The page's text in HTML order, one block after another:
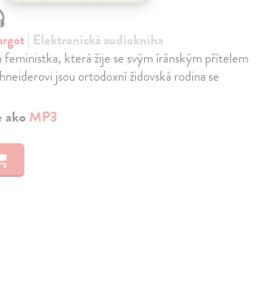
| Elektronická audiokniha
která žije se svým íránským přítelem
jsou ortodoxní židovská rodina se
ako MP3